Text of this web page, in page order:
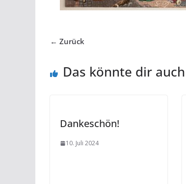
← Zurück
Das könnte dir
Dankeschön!
10. Juli 2024